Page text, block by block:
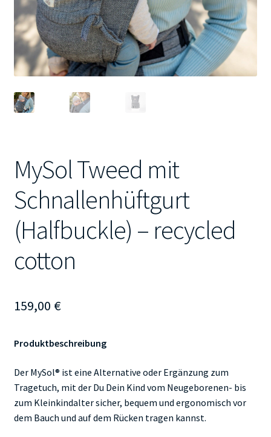
MySol Tweed mit
Schnallenhüftgurt
(Halfbuckle) – recycled
cotton
159,00 €
Produktbeschreibung
Der MySol® ist eine Alternative oder Ergänzung zum
Tragetuch, mit der Du Dein Kind vom Neugeborenen- bis
zum Kleinkindalter sicher, bequem und ergonomisch vor
dem Bauch und auf dem Rücken tragen kannst.